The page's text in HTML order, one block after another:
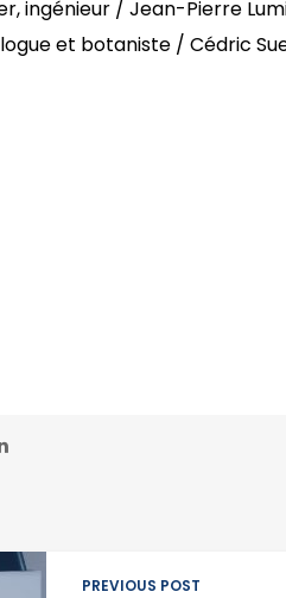
ingénieur / Jean-Pierre
et botaniste / Cédric
PREVIOUS POST